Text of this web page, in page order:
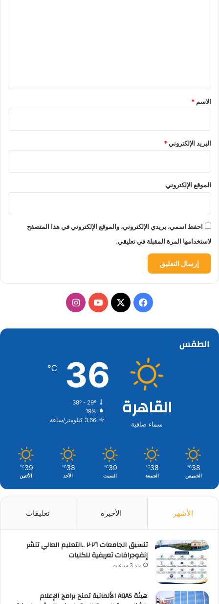
*
الاسم *
البريد الإلكتروني*
الموقع الإلكتروني
احفظ اسمي، بريدي الإلكتروني، والموقع الإلكتروني في هذا المتصفح
لاستخدامها المرة المقبلة في تعليقي.
فيسبوك
‫X
‫YouTubeانستقرام
الطقس
القاهرة
سماء صافية
36
℃
38º - 29º
19%
3.66 كيلومتر/ساعة
38
℃
الخميس
38
℃
الجمعة
39
℃
السبت
38
℃
الأحد
39
℃
الأثنين
الأشهر الأخيرة تعليقات
تنسيق الجامعات ٢٠٢٦ ..التعليم العالي تنشر
إنفوجرافات تعريفية للكليات
منذ 3 ساعات
هيئة AQAS الألمانية تمنح برامج الإعلام